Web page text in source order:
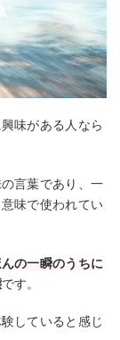
味がある人なら
言葉であり、一
意味で使われてい
の一瞬のうちに
です。
していると感じ